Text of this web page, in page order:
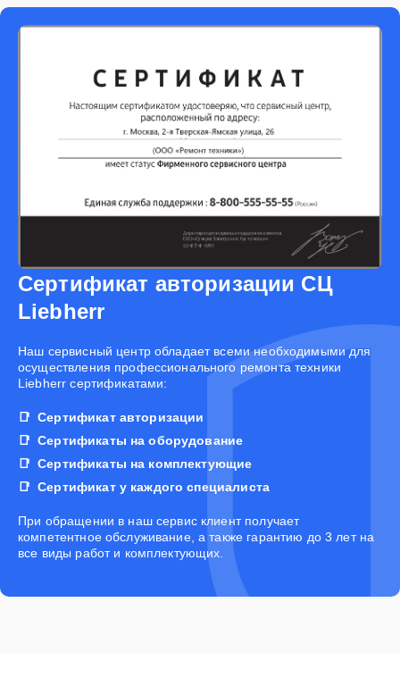
Сертификат авторизации СЦ
Liebherr
Наш сервисный центр обладает всеми необходимыми для
осуществления профессионального ремонта техники
Liebherr сертификатами:
Сертификат авторизации
Сертификаты на оборудование
Сертификаты на комплектующие
Сертификат у каждого специалиста
При обращении в наш сервис клиент получает
компетентное обслуживание, а также гарантию до 3 лет на
все виды работ и комплектующих.